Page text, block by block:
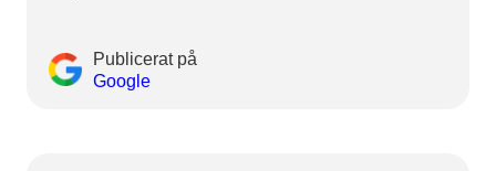
Publicerat på
Google